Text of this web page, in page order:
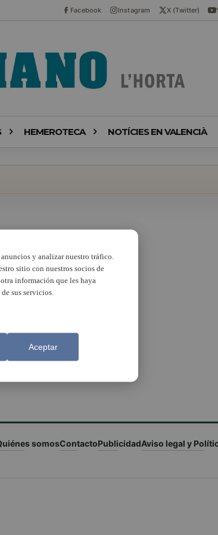
Facebook Instagram X (Twitter)
HEMEROTECA NOTÍCIES EN VALENCIÀ
somosContactoPublicidadAviso legal y
y analizar nuestro tráfico.
sitio con nuestros socios de
información que les haya
sus servicios.
Aceptar